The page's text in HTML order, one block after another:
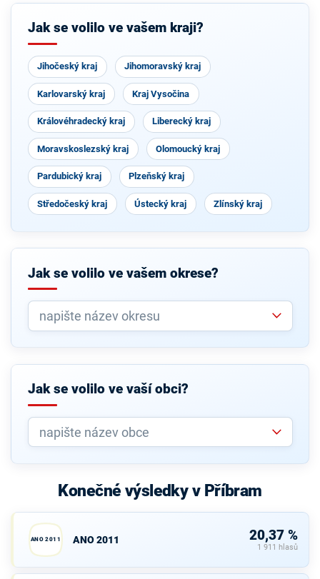
TOP 09,
Jak se volilo ve vašem kraji?
Jihočeský kraj Jihomoravský kraj
Karlovarský kraj Kraj Vysočina
Královéhradecký kraj Liberecký kraj
Moravskoslezský kraj Olomoucký kraj
Pardubický kraj Plzeňský kraj
Středočeský kraj Ústecký kraj Zlínský kraj
Jak se volilo ve vašem okrese?
Jak se volilo ve vaší obci?
Konečné výsledky v Příbram
ANO 2011 ANO 2011 20,37 %
1 911 hlasů